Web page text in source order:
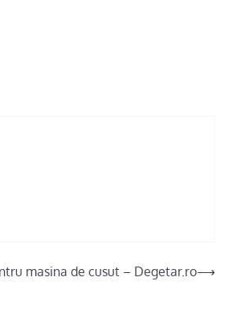
masina de cusut – Degetar.ro⟶